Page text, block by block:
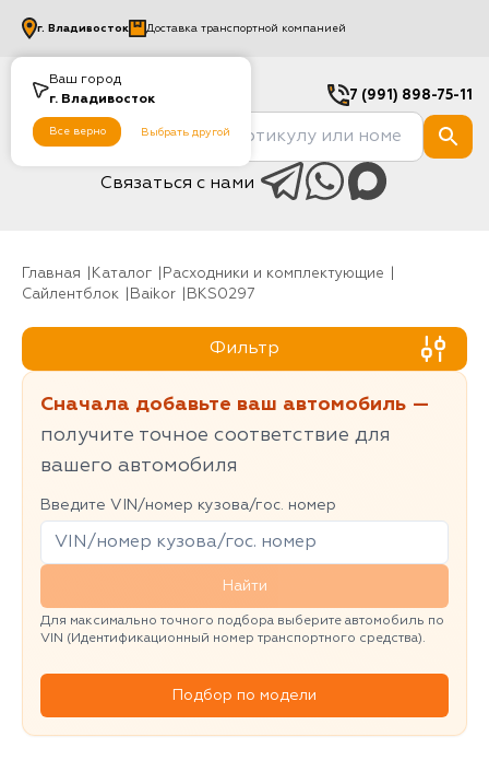
Ваш город
г. Владивосток
Все верно Выбрать другой
г. Владивосток Доставка транспортной компанией
7 (991) 898-75-11
Связаться с нами
Главная Каталог
Расходники и комплектующие
Сайлентблок
baikor BKS0297
Фильтр
Сначала добавьте ваш автомобиль —
получите точное соответствие для
вашего автомобиля
Введите VIN/номер кузова/гос. номер
Найти
Для максимально точного подбора выберите автомобиль по
VIN (Идентификационный номер транспортного средства).
Подбор по модели